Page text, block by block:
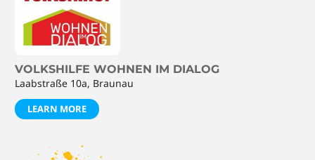
VOLKSHILFE WOHNEN IM DIALOG
Laabstraße 10a, Braunau
LEARN MORE